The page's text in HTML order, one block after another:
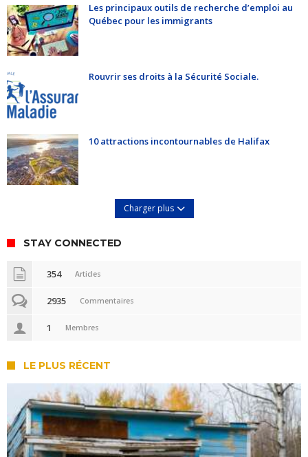
Les principaux outils de recherche d’emploi au
Québec pour les immigrants
Rouvrir ses droits à la Sécurité Sociale.
10 attractions incontournables de Halifax
Charger plus
STAY CONNECTED
354 Articles
2935 Commentaires
1 Membres
LE PLUS RÉCENT